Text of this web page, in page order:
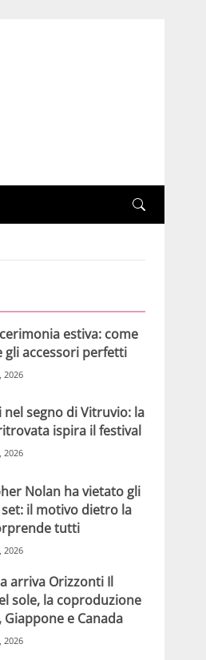
estiva: come
gli accessori perfetti
2026
nel segno di Vitruvio: la
ispira il festival
2026
Nolan ha vietato gli
set: il motivo dietro la
tutti
2026
arriva Orizzonti Il
sole, la coproduzione
e Canada
2026